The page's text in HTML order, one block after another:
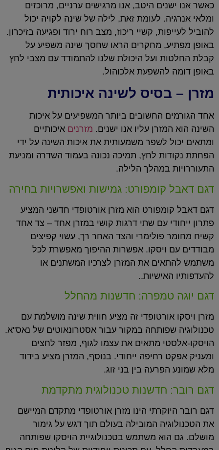
כאשר אנו ישנים היטב, אנו מרגישים ערניים, מרוכזים
ומלאי אנרגיה. לעומת זאת, לילה של שינה לקויה יכול
להוביל לעייפות, קשיי ריכוז, מצב רוח ירוד ופגיעה בזיכרון.
באופן מפתיע, מחקרים הראו שחסך שינה משפיע על
קבלת החלטות ועל היכולת שלנו להתמודד עם מצבי לחץ
באופן דומה להשפעת אלכוהול.
מזרן – בסיס לשינה איכותית
אחד הגורמים החשובים ביותר המשפיעים על איכות
השינה הוא המזרן עליו אנו ישנים. מזרנים איכותיים
ומתאים יכול לשפר משמעותית את איכות השינה על ידי
הפחתת נקודות לחץ, תמיכה נכונה בעמוד השדרה ומניעת
התעוררויות במהלך הלילה.
דגם דאבל קומפורט: גמישות ואפשרויות בחירה
דגם דאבל קומפורט הוא מזרן אורטופדי חדשני המציע
פתרון ייחודי עם שתי דרגות קושי במזרן אחד – צד אחד
קשיח מחומר פולימרי והצד האחר רך, עשוי קפיצים
מבודדים עם ויסקו. אפשרות ההיפוך מאפשרת לכל
משתמש להתאים את המזרן לצרכיו המשתנים או
להעדפותיו האישיות..
דגם יוגה טמפרה: חדשנות מהחלל
מזרן ויסקו אורטופדי זה מציע חווית שינה מושלמת עם
טכנולוגיה שפותחה במקור עבור אסטרונאוטים של נאס"א.
הויסקו-אלסטי מתאים את עצמו לגוף, מפזר לחצים
ומעניק אפקט רחיפה ייחודי. בנוסף, המזרן מציע בידוד
מלא שמונע הפרעה בין בני זוג.
דגם רובר: חדשנות טכנולוגית מתקדמת
דגם רובר היוקרתי הינו מזרן אורטופדי מתקדם המיישם
את הטכנולוגיה המובילה בעולם תוך דגש על גימור
מושלם. גם הוא משתמש בטכנולוגיית הויסקו שפותחה